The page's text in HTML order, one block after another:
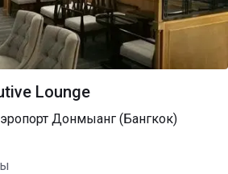
Lounge
Донмыанг (Бангкок)